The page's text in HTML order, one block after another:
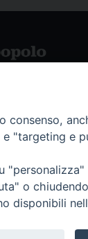
"targeting e
o
disponibili